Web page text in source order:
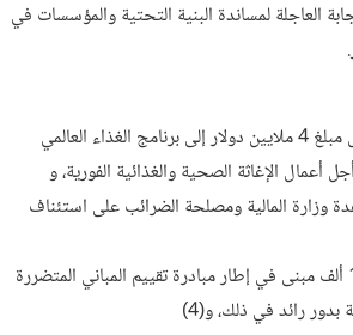
العاجلة لمساندة البنية التحتية والمؤسسات في
: (1) استجابة عاجلة بتحويل مبلغ 4 ملايين دولار إلى برنامج الغذاء العالمي
أعمال الإغاثة الصحية والغذائية الفورية، و
وزارة المالية ومصلحة الضرائب على استئناف
(3) تقييم حالة أكثر من 160 ألف مبنى في إطار مبادرة تقييم المباني المتضررة
بدور رائد في ذلك، و(4)